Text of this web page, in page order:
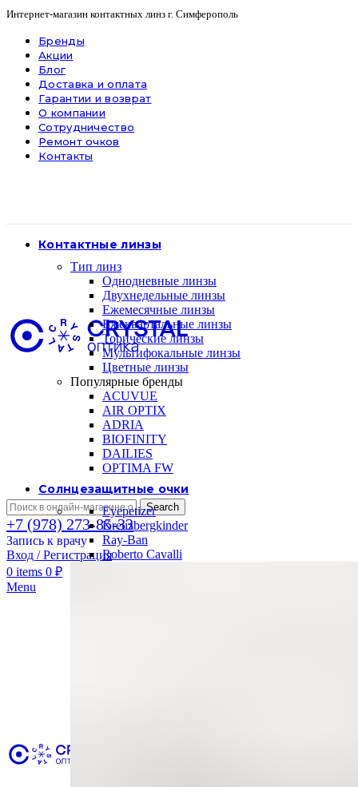
Интернет-магазин контактных линз г. Симферополь
Бренды
Акции
Блог
Доставка и оплата
Гарантии и возврат
О компании
Сотрудничество
Ремонт очков
Контакты
Search
+7 (978) 273-85-33
Запись к врачу
Вход / Регистрация
0 items 0 ₽
Menu
Контактные линзы
Тип линз
Однодневные линзы
Двухнедельные линзы
Ежемесячные линзы
Ежеквартальные линзы
Торические линзы
Мультифокальные линзы
Цветные линзы
Популярные бренды
ACUVUE
AIR OPTIX
ADRIA
BIOFINITY
DAILIES
OPTIMA FW
Солнцезащитные очки
Eyepetizer
Kreuzbergkinder
Ray-Ban
Roberto Cavalli